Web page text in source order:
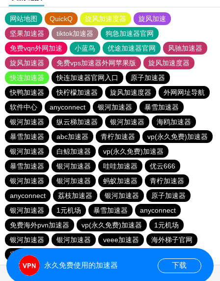
网站地图 QuickQ 旋风加速度器
旋风加速
坚果加速器
tiktok加速器
狗急加速器官网
免费vqn外网加速
小蓝鸟 优途加速器官网
风驰加速器
旋风加速器
免费vps加速器外网苹果版
旋风加速度器
快连加速器
快连加速器官网入口
原子加速器
快鸭加速器
快柠檬加速器 旋风加速度器
外网网址导航
软件中心
anyconnect 银河加速器
暴雪加速器
银河加速器
纵云梯加速器 银河加速器
海鸥加速器
暴雪加速器
abc加速器 青柠加速器
vp(永久免费)加速器
银河加速器
白鲸加速器
vp(永久免费)加速器
暴雪加速器
银河加速器 哇哇加速器
优云666
银河加速器
银河加速器 蚂蚁加速器
青柠加速器
anyconnect
荔枝加速器 银河加速器
原子加速器
银河加速器
1元机场 暴雪加速器
anyconnect
免费海外pvn加速器
vp(永久免费)加速器
1元机场
银河加速器
银河加速器 veee加速器
海外梯子官网
蜜蜂加速器
永久免费使用的加速器 下载